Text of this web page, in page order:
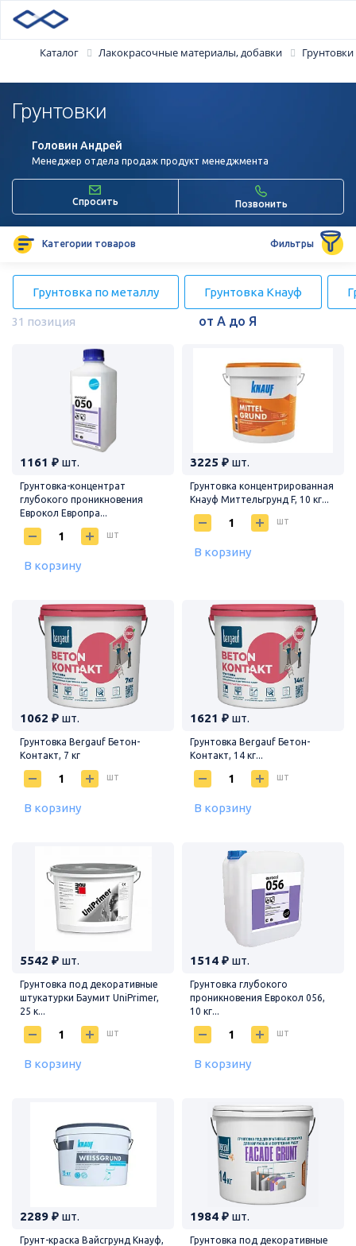
Каталог Лакокрасочные материалы, добавки Грунтовки
Грунтовки
Головин Андрей
Менеджер отдела продаж продукт менеджмента
Спросить Позвонить
Категории товаров Фильтры
Грунтовка по металлу Грунтовка Кнауф
31 позиция
1161 ₽ шт.
Грунтовка-концентрат
глубокого проникновения
Еврокол Европра...
шт
В корзину
3225 ₽ шт.
Грунтовка концентрированная
Кнауф Миттельгрунд F, 10 кг...
шт
В корзину
1062 ₽ шт.
Грунтовка Bergauf Бетон-
Контакт, 7 кг
шт
В корзину
1621 ₽ шт.
Грунтовка Bergauf Бетон-
Контакт, 14 кг...
шт
В корзину
5542 ₽ шт.
Грунтовка под декоративные
штукатурки Баумит UniPrimer,
25 к...
шт
В корзину
1514 ₽ шт.
Грунтовка глубокого
проникновения Еврокол 056,
10 кг...
шт
В корзину
2289 ₽ шт.
Грунт-краска Вайсгрунд Кнауф,
1984 ₽ шт.
Грунтовка под декоративные